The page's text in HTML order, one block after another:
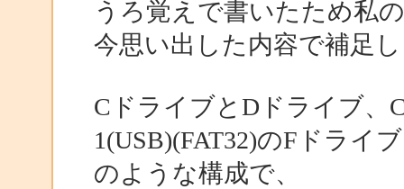
うろ覚えで書いたため私
今思い出した内容で補足
CドライブとDドライブ、
1(USB)(FAT32)のFドライ
のような構成で、